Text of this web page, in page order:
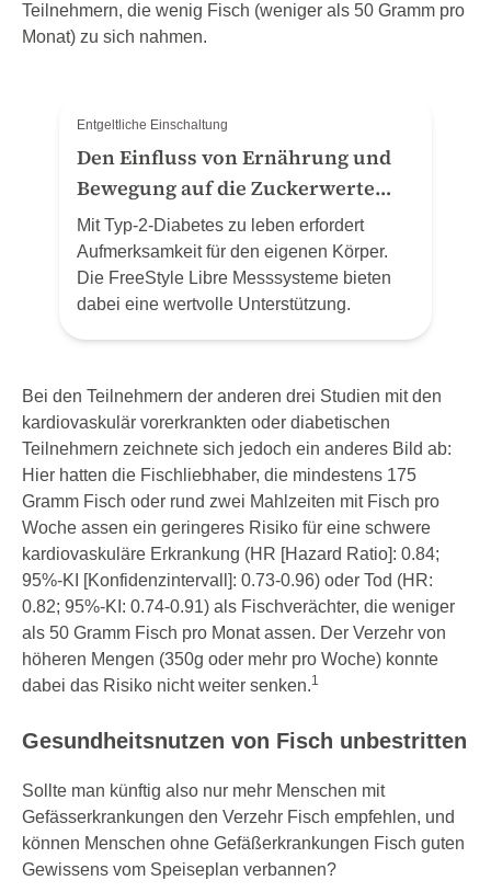
Teilnehmern, die wenig Fisch (weniger als 50 Gramm pro
Monat) zu sich nahmen.
Entgeltliche Einschaltung
Den Einfluss von Ernährung und
Bewegung auf die Zuckerwerte
verstehen
Mit Typ-2-Diabetes zu leben erfordert
Aufmerksamkeit für den eigenen Körper.
Die FreeStyle Libre Messsysteme bieten
dabei eine wertvolle Unterstützung.
Bei den Teilnehmern der anderen drei Studien mit den
kardiovaskulär vorerkrankten oder diabetischen
Teilnehmern zeichnete sich jedoch ein anderes Bild ab:
Hier hatten die Fischliebhaber, die mindestens 175
Gramm Fisch oder rund zwei Mahlzeiten mit Fisch pro
Woche assen ein geringeres Risiko für eine schwere
kardiovaskuläre Erkrankung (HR [Hazard Ratio]: 0.84;
95%-KI [Konfidenzintervall]: 0.73-0.96) oder Tod (HR:
0.82; 95%-KI: 0.74-0.91) als Fischverächter, die weniger
als 50 Gramm Fisch pro Monat assen. Der Verzehr von
höheren Mengen (350g oder mehr pro Woche) konnte
dabei das Risiko nicht weiter senken.1
Gesundheitsnutzen von Fisch unbestritten
Sollte man künftig also nur mehr Menschen mit
Gefässerkrankungen den Verzehr Fisch empfehlen, und
können Menschen ohne Gefäßerkrankungen Fisch guten
Gewissens vom Speiseplan verbannen?